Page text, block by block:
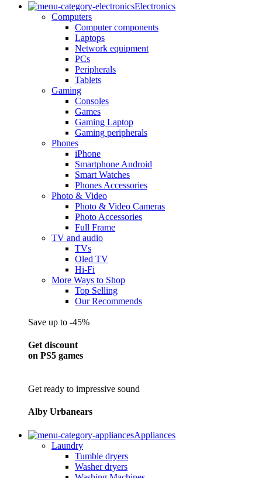
Electronics
Computers
Computer components
Laptops
Network equipment
PCs
Peripherals
Tablets
Gaming
Consoles
Games
Gaming Laptop
Gaming peripherals
Phones
iPhone
Smartphone Android
Smart Watches
Phones Accessories
Photo & Video
Photo & Video Cameras
Photo Accessories
Full Frame
TV and audio
TVs
Oled TV
Hi-Fi
More Ways to Shop
Top Selling
Our Recommends
Save up to -45%
Get discount
on PS5 games
Get ready to impressive sound
Alby Urbanears
Appliances
Laundry
Tumble dryers
Washer dryers